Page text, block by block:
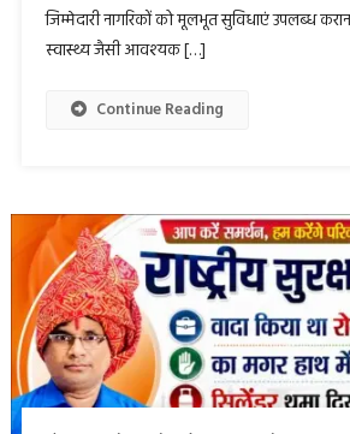
जिम्मेदारी नागरिकों को मूलभूत सुविधाएं उपलब्ध
स्वास्थ्य जैसी आवश्यक […]
Continue Reading